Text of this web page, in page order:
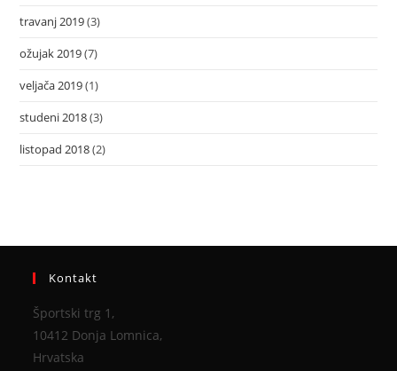
travanj 2019(3)
ožujak 2019(7)
veljača 2019(1)
studeni 2018(3)
listopad 2018(2)
Kontakt
Športski trg 1,
10412 Donja Lomnica,
Hrvatska